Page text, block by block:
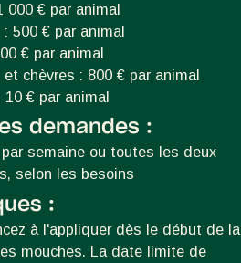
000 € par animal
: 500 € par animal
€ par animal
et chèvres : 800 € par animal
10 € par animal
demandes :
semaine ou toutes les deux
selon les besoins
:
à l'appliquer dès le début de la
mouches. La date limite de